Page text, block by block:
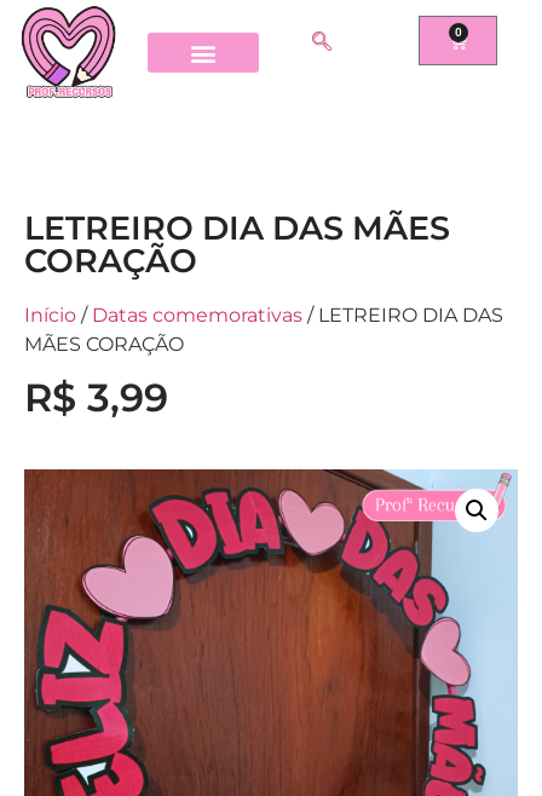
0
LETREIRO DIA DAS MÃES
CORAÇÃO
Início / Datas comemorativas / LETREIRO DIA DAS
MÃES CORAÇÃO
R$ 3,99